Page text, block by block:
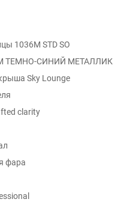
1036M STD SO
ТЕМНО-СИНИЙ МЕТАЛЛИК
Sky Lounge
clarity
фара